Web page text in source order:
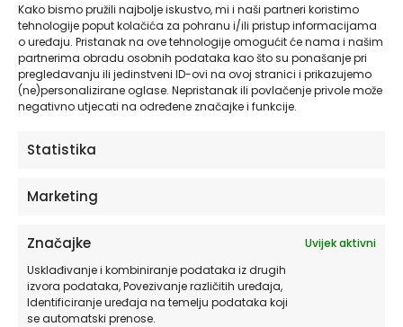
Kako bismo pružili najbolje iskustvo, mi i naši partneri koristimo
tehnologije poput kolačića za pohranu i/ili pristup informacijama
o uređaju. Pristanak na ove tehnologije omogućit će nama i našim
partnerima obradu osobnih podataka kao što su ponašanje pri
pregledavanju ili jedinstveni ID-ovi na ovoj stranici i prikazujemo
(ne)personalizirane oglase. Nepristanak ili povlačenje privole može
negativno utjecati na određene značajke i funkcije.
Statistika
Marketing
Značajke
Uvijek aktivni
Usklađivanje i kombiniranje podataka iz drugih
izvora podataka, Povezivanje različitih uređaja,
Identificiranje uređaja na temelju podataka koji
se automatski prenose.
Personalizirana Dječja Naljepnica Za Zid Medo
Tedi | Bear Among the Clouds | HIA Workshop®
od19,90€